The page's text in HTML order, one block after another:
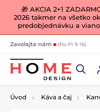
🎁 AKCIA 2+1
2026 takmer na všetko
predobjednávku a
Zavolajte nám (Po-Pi 9-16)
Úvod Káva a čaj